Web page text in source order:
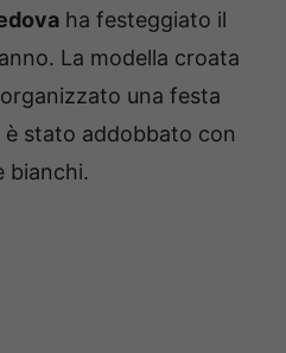
ha festeggiato il
La modella croata
una festa
è stato addobbato con
bianchi.